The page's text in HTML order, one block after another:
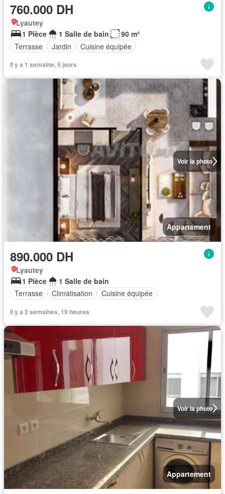
760.000 DH
Lyautey
1 Pièce
1 Salle de bain
90 m²
Terrasse
Jardin Cuisine équipée
Il y a 1 semaine, 5 jours
Voir la photo
Appartement
890.000 DH
Lyautey
1 Pièce
1 Salle de bain
Terrasse
Climatisation Cuisine équipée
Il y a 2 semaines, 19 heures
Voir la photo
Appartement